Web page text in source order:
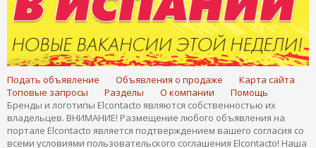
Подать объявление Объявления о продаже
Карта сайта
Топовые запросы
Разделы О компании
Помощь
Бренды и логотипы Elcontacto являются собственностью их
владельцев. ВНИМАНИЕ! Размещение любого объявления на
портале Elcontacto является подтверждением вашего согласия со
всеми условиями пользовательского соглашения Elcontacto! Наша